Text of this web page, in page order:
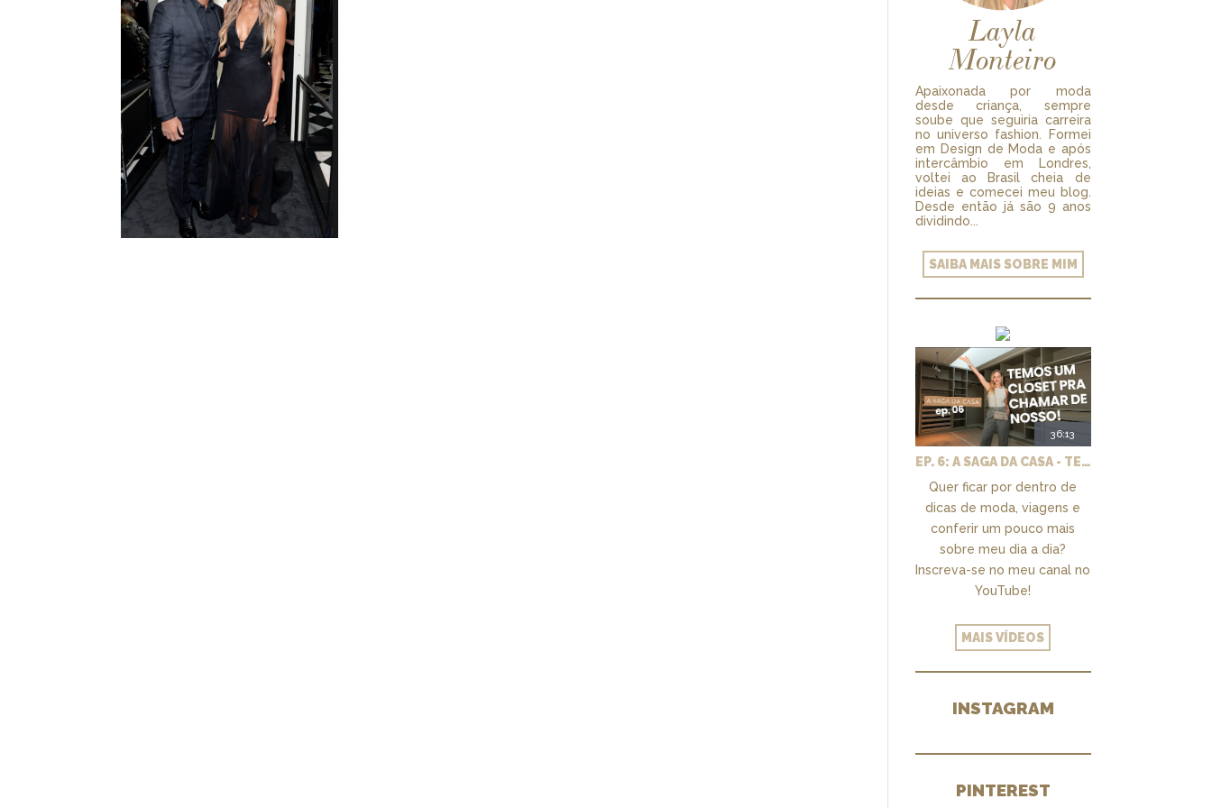
Layla
Monteiro
Apaixonada por moda
desde criança, sempre
soube que seguiria carreira
no universo fashion. Formei
em Design de Moda e após
intercâmbio em Londres,
voltei ao Brasil cheia de
ideias e comecei meu blog.
Desde então já são 9 anos
dividindo...
SAIBA MAIS SOBRE MIM
36:13
EP. 6: A SAGA DA CASA - TEMOS UM CLOSET PRA CHAMAR DE NOSSO + MARCENARIA E PAISAGISMO
Quer ficar por dentro de
dicas de moda, viagens e
conferir um pouco mais
sobre meu dia a dia?
Inscreva-se no meu canal no
YouTube!
MAIS VÍDEOS
INSTAGRAM
PINTEREST